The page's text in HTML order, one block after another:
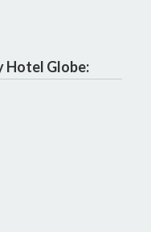
Hotel Globe: